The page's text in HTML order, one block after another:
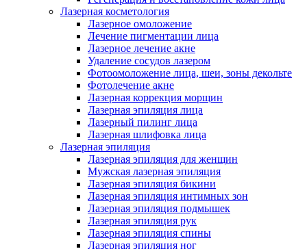
Лазерная косметология
Лазерное омоложение
Лечение пигментации лица
Лазерное лечение акне
Удаление сосудов лазером
Фотоомоложение лица, шеи, зоны декольте
Фотолечение акне
Лазерная коррекция морщин
Лазерная эпиляция лица
Лазерный пилинг лица
Лазерная шлифовка лица
Лазерная эпиляция
Лазерная эпиляция для женщин
Мужская лазерная эпиляция
Лазерная эпиляция бикини
Лазерная эпиляция интимных зон
Лазерная эпиляция подмышек
Лазерная эпиляция рук
Лазерная эпиляция спины
Лазерная эпиляция ног